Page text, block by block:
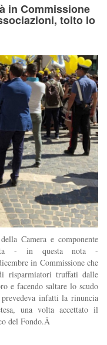
in Commissione
tolto lo
Camera e componente
- in questa nota -
in Commissione che
risparmiatori truffati dalle
e facendo saltare lo scudo
infatti la rinuncia
una volta accettato il
del Fondo.Â